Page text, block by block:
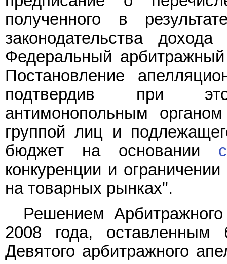
полученного в
законодательства
Федеральный арбитражный
Постановление
подтвердив при
антимонопольным
группой лиц и
бюджет на основании
конкуренции и
на товарных рынках".
Решением
2008 года, оставленным
Девятого арбитражного